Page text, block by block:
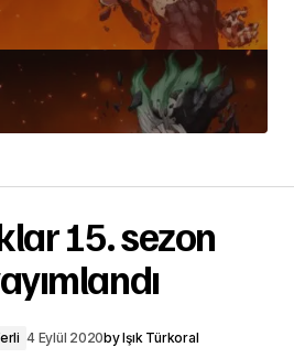
15. sezon
4 Eylül 2020byIşık Türkoral